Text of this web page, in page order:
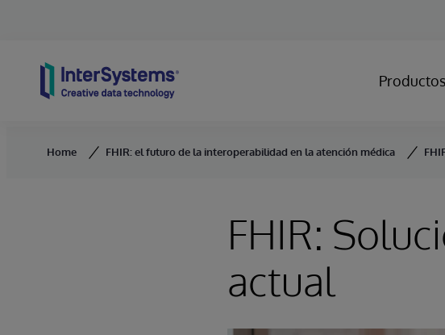
Productos
Home FHIR: el futuro de la interoperabilidad en la atención médica
FHIR:
actual